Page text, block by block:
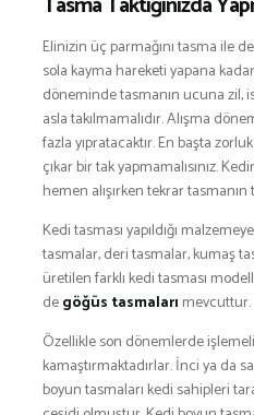
Elinizin üç parmağını tasma ile
sola kayma hareketi yapana kadar
döneminde tasmanın ucuna zil,
asla takılmamalıdır. Alışma
fazla yıpratacaktır. En başta
çıkar bir tak yapmamalısınız.
hemen alışırken tekrar tasmanın
Kedi tasması yapıldığı
tasmalar, deri tasmalar, kumaş
üretilen farklı kedi tasması
degöğüs tasmaları mevcuttur.
Özellikle son dönemlerde
kamaştırmaktadırlar. İnci ya da
boyun tasmaları kedi sahipleri